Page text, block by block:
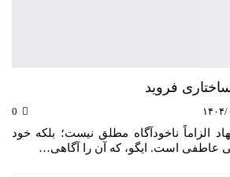
فروید
۰۶/۳۱
الزاماً ناخودآگاه مطلق نیست؛ بلکه خود
است. ایگو، که آن را آگاهی…